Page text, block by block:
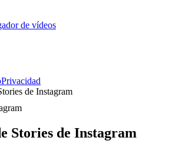
de vídeos
Privacidad
de Instagram
Stories de Instagram